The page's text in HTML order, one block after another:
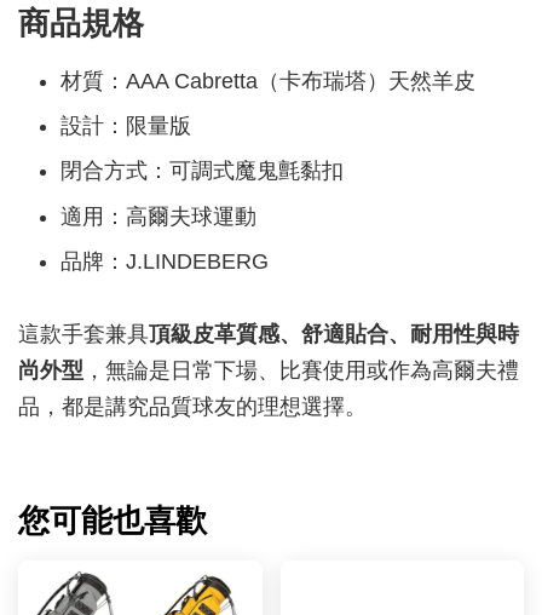
商品規格
材質：AAA Cabretta（卡布瑞塔）天然羊皮
設計：限量版
閉合方式：可調式魔鬼氈黏扣
適用：高爾夫球運動
品牌：J.LINDEBERG
這款手套兼具頂級皮革質感、舒適貼合、耐用性與時
尚外型 ，無論是日常下場、比賽使用或作為高爾夫禮
品，都是講究品質球友的理想選擇。
您可能也喜歡